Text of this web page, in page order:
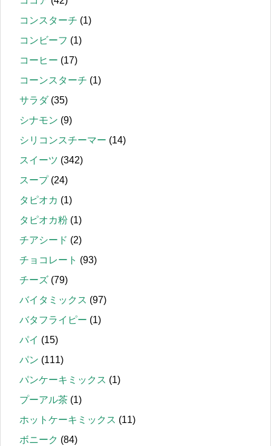
コンスターチ (1)
コンビーフ (1)
コーヒー (17)
コーンスターチ (1)
サラダ(35)
シナモン (9)
シリコンスチーマー (14)
スイーツ (342)
スープ(24)
タピオカ (1)
タピオカ粉 (1)
チアシード (2)
チョコレート (93)
チーズ (79)
バイタミックス (97)
バタフライピー (1)
パイ (15)
パン (111)
パンケーキミックス (1)
プーアル茶 (1)
ホットケーキミックス (11)
ボニーク (84)